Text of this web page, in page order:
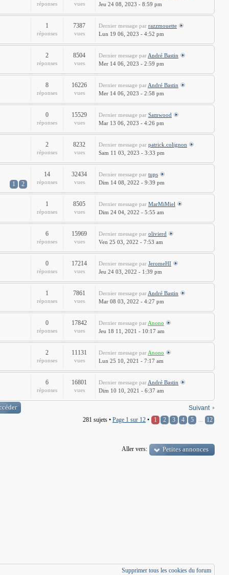
réponses vues
Jeu 24 08, 2023 - 8:59 pm
1
réponses
7387
vues
Dernier message par razzmouette
Lun 19 06, 2023 - 4:52 pm
2
réponses
8504
vues
Dernier message par André Bastin
Mer 14 06, 2023 - 2:59 pm
8
réponses
16226
vues
Dernier message par André Bastin
Mer 14 06, 2023 - 2:58 pm
0
réponses
15529
vues
Dernier message par Samwood
Mar 13 06, 2023 - 4:26 pm
2
réponses
8232
vues
Dernier message par patrick.colignon
Sam 11 03, 2023 - 3:33 pm
1 2
14
réponses
32434
vues
Dernier message par tups
Dim 14 08, 2022 - 9:39 pm
1
réponses
8505
vues
Dernier message par MarMiMiel
Dim 24 04, 2022 - 5:55 am
6
réponses
15969
vues
Dernier message par olivierd
Ven 25 03, 2022 - 7:53 am
0
réponses
17214
vues
Dernier message par JeromeHI
Jeu 24 03, 2022 - 1:39 pm
1
réponses
7861
vues
Dernier message par André Bastin
Mar 08 03, 2022 - 4:27 pm
0
réponses
17842
vues
Dernier message par Anono
Jeu 18 11, 2021 - 10:17 am
2
réponses
11131
vues
Dernier message par Anono
Lun 25 10, 2021 - 7:17 am
6
réponses
16801
vues
Dernier message par André Bastin
Dim 10 10, 2021 - 6:37 am
Suivant
281 sujets • Page 1 sur 12 • 1 2 3 4 5 ... 12
Aller vers:
Petites annonces
Supprimer tous les cookies du forum